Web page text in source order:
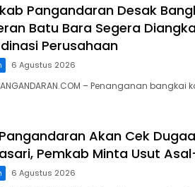
Pangandaran Desak
Batu Bara Segera
Perusahaan
6 Agustus 2026
– Penanganan
Pangandaran Akan Cek
Pemkab Minta Usut
6 Agustus 2026